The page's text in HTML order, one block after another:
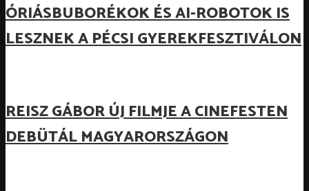
ÓRIÁSBUBORÉKOK ÉS AI-ROBOTOK IS
LESZNEK A PÉCSI GYEREKFESZTIVÁLON
REISZ GÁBOR ÚJ FILMJE A CINEFESTEN
DEBÜTÁL MAGYARORSZÁGON